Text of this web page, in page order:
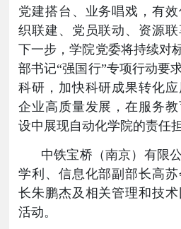
党建搭台、业务唱戏，有
织联建、党员联动、资源联
下一步，学院党委将持续对
部书记“强国行”专项行动要
科研，加快科研成果转化
企业高质量发展，在服务
设中展现自动化学院的责任担
中铁宝桥（南京）有限
学利、信息化部副部长高
长朱鹏杰及相关管理和技
活动。